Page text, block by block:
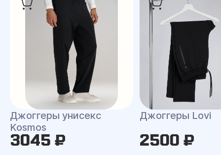
Джоггеры унисекс
Kosmos
3045 ₽
Джоггеры Lovi
2500 ₽